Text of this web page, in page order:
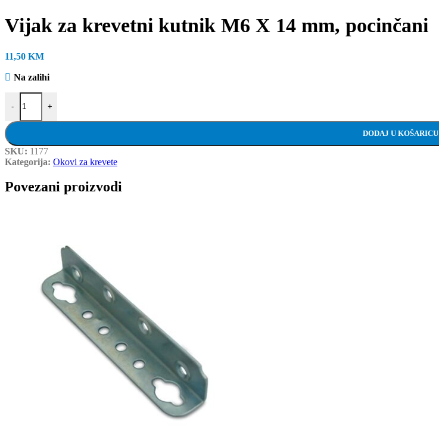
Vijak za krevetni kutnik M6 X 14 mm, pocinčani
11,50 KM
Na zalihi
-
Vijak za krevetni kutnik M6 X 14 mm, pocinčani količina
+
DODAJ U KOŠARICU
SKU: 1177
Kategorija: Okovi za krevete
Povezani proizvodi